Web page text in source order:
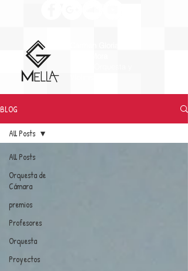
BLOG
All Posts
Orquesta de
Cámara
premios
Profesores
Orquesta
Proyectos
All Posts